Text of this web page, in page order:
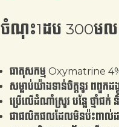
ចំណុះ1ដប 300មល
ធាតុសកម្ម Oxymatrine
សម្លាប់យ៉ាងទាន់ចិត្តនូវ ពពួកដ
ប្រើលើដំណាំស្រូវ បន្លែ ថ្នាំជ
ជាផលិតផលដែលមិនប៉ះពាល់ដ